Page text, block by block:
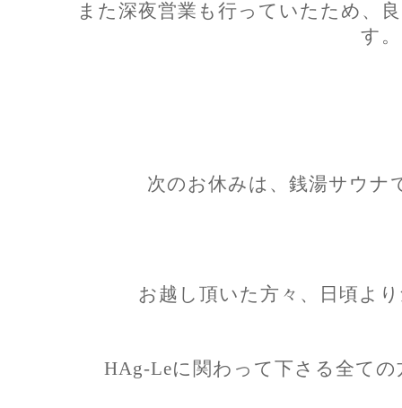
また深夜営業も行っていたため、
す。
次のお休みは、銭湯サウナ
お越し頂いた方々、日頃よ
HAg-Leに関わって下さる全て